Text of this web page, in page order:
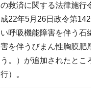
の救済に関する法律施行令
成22年5月26日政令第142
い呼吸機能障害を伴う石綿
害を伴うびまん性胸膜肥厚
う。）が追加されたところ
行）。